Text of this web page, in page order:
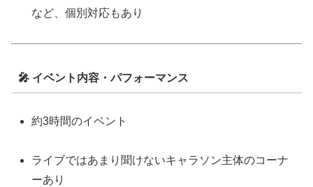
など、個別対応もあり
🎤 イベント内容・パフォーマンス
約3時間のイベント
ライブではあまり聞けないキャラソン主体のコーナ
ーあり